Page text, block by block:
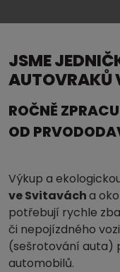
JSME
AUTOVRAKŮ
ROČNĚ
OD
Výkup a
ve Svitavácha
potřebují rychle
či nepojízdného
(sešrotování auta)
automobilů.